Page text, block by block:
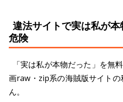
違法サイトで実は私が
危険
「実は私が本物だった」を無
画raw・zip系の海賊版サイト
ん。